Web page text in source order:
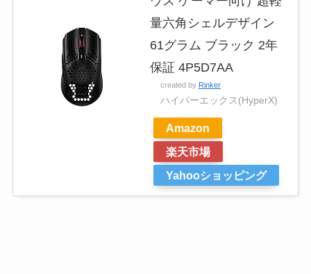
量六角シェルデザイン
61グラム ブラック 2年
保証 4P5D7AA
created by Rinker
ハイパーエックス(HyperX)
Amazon
楽天市場
Yahooショッピング